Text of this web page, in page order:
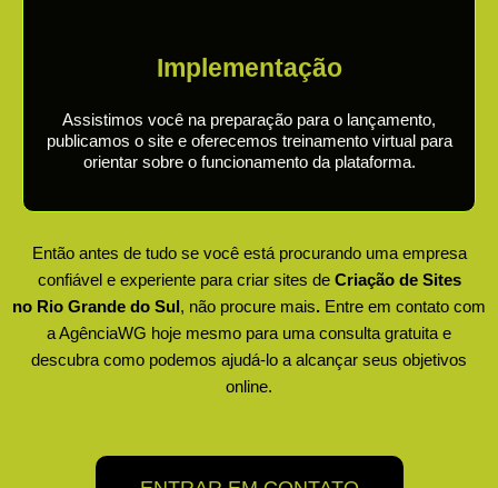
Implementação
Assistimos você na preparação para o lançamento,
publicamos o site e oferecemos treinamento virtual para
orientar sobre o funcionamento da plataforma.
Então antes de tudo se você está procurando uma empresa
confiável e experiente para criar sites de Criação de Sites
no Rio Grande do Sul, não procure mais. Entre em contato com
a AgênciaWG hoje mesmo para uma consulta gratuita e
descubra como podemos ajudá-lo a alcançar seus objetivos
online.